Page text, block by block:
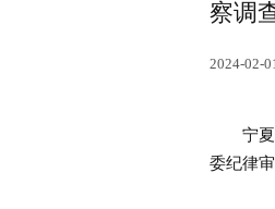
察调
2024-02-
宁夏农
委纪律